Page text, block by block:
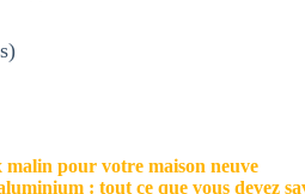
malin pour votre maison neuve
: tout ce que vous devez